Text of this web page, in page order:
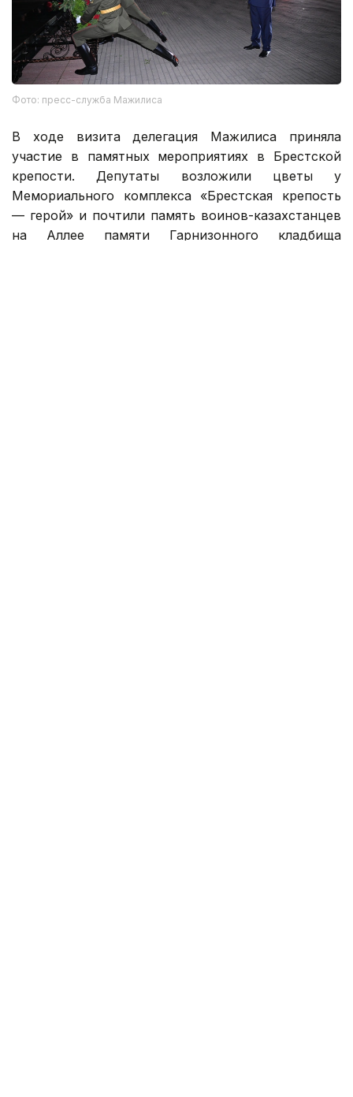
Фото: пресс-служба Мажилиса
В ходе визита делегация Мажилиса приняла
участие в памятных мероприятиях в Брестской
крепости. Депутаты возложили цветы у
Мемориального комплекса «Брестская крепость
— герой» и почтили память воинов-казахстанцев
на Аллее памяти Гарнизонного кладбища